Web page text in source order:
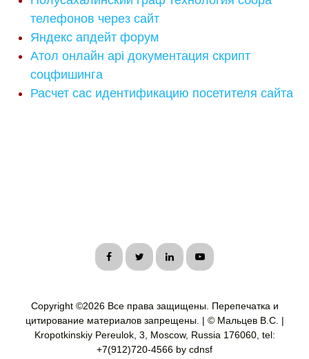
телефонов через сайт
Яндекс апдейт форум
Атол онлайн api документация скрипт
соцфишинга
Расчет cac идентификацию посетителя сайта
Copyright ©2026 Все права защищены. Перепечатка и
цитирование материалов запрещены. | © Мальцев В.С. |
Kropotkinskiy Pereulok, 3, Moscow, Russia 176060, tel:
+7(912)720-4566 by cdnsf